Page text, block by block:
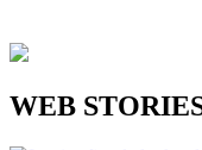
WEB